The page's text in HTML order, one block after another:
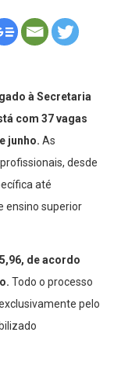
à Secretaria
com 37 vagas
junho. As
desde
até
ensino superior
de acordo
Todo o processo
pelo